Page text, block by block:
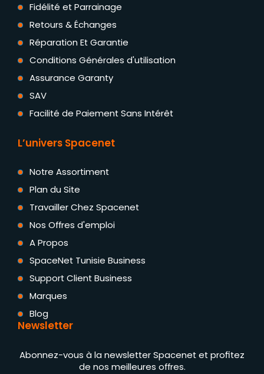
Fidélité et Parrainage
Retours & Échanges
Réparation Et Garantie
Conditions Générales d'utilisation
Assurance Garanty
SAV
Facilité de Paiement Sans Intérêt
L’univers Spacenet
Notre Assortiment
Plan du Site
Travailler Chez Spacenet
Nos Offres d'emploi
A Propos
SpaceNet Tunisie Business
Support Client Business
Marques
Blog
Newsletter
Abonnez-vous à la newsletter Spacenet et profitez
de nos meilleures offres.